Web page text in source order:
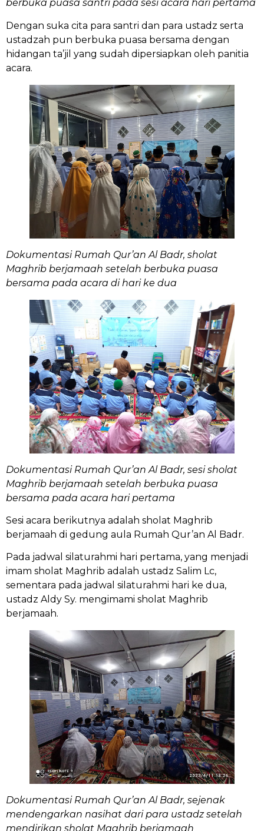
berbuka puasa santri pada sesi acara hari pertama
Dengan suka cita para santri dan para ustadz serta
ustadzah pun berbuka puasa bersama dengan
hidangan ta’jil yang sudah dipersiapkan oleh panitia
acara.
Dokumentasi Rumah Qur’an Al Badr, sholat
Maghrib berjamaah setelah berbuka puasa
bersama pada acara di hari ke dua
Dokumentasi Rumah Qur’an Al Badr, sesi sholat
Maghrib berjamaah setelah berbuka puasa
bersama pada acara hari pertama
Sesi acara berikutnya adalah sholat Maghrib
berjamaah di gedung aula Rumah Qur’an Al Badr.
Pada jadwal silaturahmi hari pertama, yang menjadi
imam sholat Maghrib adalah ustadz Salim Lc,
sementara pada jadwal silaturahmi hari ke dua,
ustadz Aldy Sy. mengimami sholat Maghrib
berjamaah.
Dokumentasi Rumah Qur’an Al Badr, sejenak
mendengarkan nasihat dari para ustadz setelah
mendirikan sholat Maghrib berjamaah